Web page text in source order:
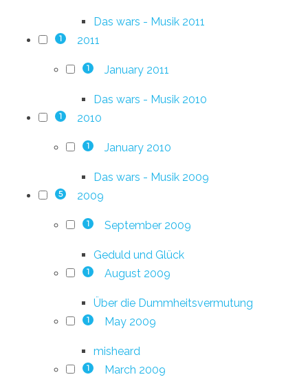
Das wars - Musik 2011
1 2011
1 January 2011
Das wars - Musik 2010
1 2010
1 January 2010
Das wars - Musik 2009
5 2009
1 September 2009
Geduld und Glück
1 August 2009
Über die Dummheitsvermutung
1 May 2009
misheard
1 March 2009